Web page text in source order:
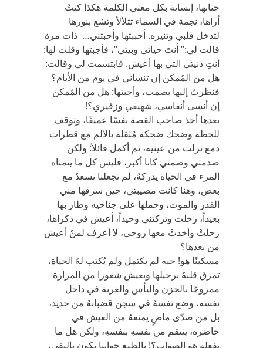
حنانها، إنسانة بكل معنى الكلمة هكذا كنتُ
أراها، نجمة في السماء تتلألأ وتشع بنورها
لتدخل قلبي وتنيره. أحببتها وأحبتني… ذات مرة
قالت لي:” أنتَ حياتي وبيتي”، فأجبتها وقلت لها:
أنتِ دنيتي التي بها أعيش. فابتسمت لي وقالت:
هل من المُمكن إن تنساني في يوم من الأيام؟
فنظرتُ إليها بصمت، وأجبتها: هل من المُمكن
إن أنسى أنفاسي، شهيقي وزفيري؟!
بعدها أخذ صاحب القصة نفسًا عميقًا، وتوقف
للحظة وضحك ضحكة مُثقلة بالألم مع قطرات
دمع نزلت من عينيه، ثم أكمل قائلاً: ولكن
صدمتي وصمتي كانا أكبر، فليس كل ما يتمناه
المرء في الحياة يدركهُ، لم تجعلنا نسعدُ مع
بعض، وهنا كانت مصيبتي، حين سرقها مني
القدر والموت، وحملها على جناحيه وطار بها
بعيداً، رحلت وتركتني وحيداً، أعيش في ذكراها،
رحلتْ وأخذتْ معها روحي، لا أعرف لمنْ أعيش
من بعدها؟
مسكينًا هو! حبه لم يكتمل ولم يُكتب لهُ الحياة،
تمزق قلبهُ برحيلها ويعيش شعورا من المرارة
ممزوجًا بالحزن واليأس والغربة في داخل
نفسه، وضع نفسهُ في سجن قضبانهُ من حديد،
بل من صدّى ماضٍ يمنعهُ من العيش في
حاضره، ينتقم من نفسهِ بنفسهِ، ولكن هل ما
يفعله هو الصواب؟! بالطبع جوابنا يكون بالنفي،